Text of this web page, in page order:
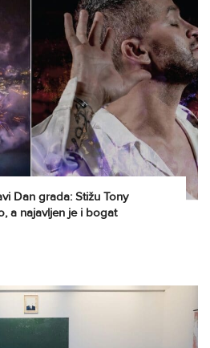
Dan grada: Stižu Tony
a najavljen je i bogat